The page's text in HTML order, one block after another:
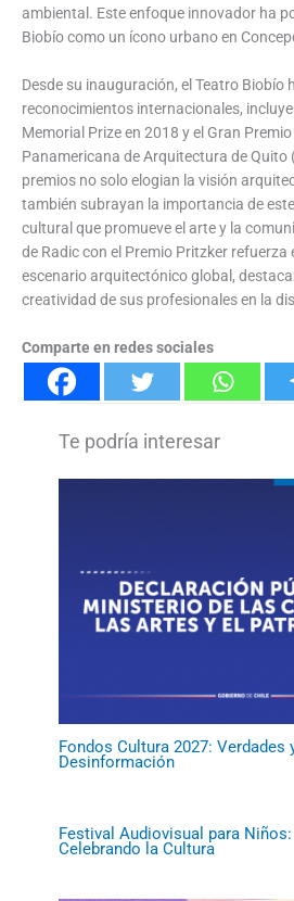
ambiental. Este enfoque innovador ha
Biobío como un ícono urbano en
Desde su inauguración, el Teatro Biobío
reconocimientos internacionales,
Memorial Prize en 2018 y el Gran Premio
Panamericana de Arquitectura de Quito
premios no solo elogian la visión
también subrayan la importancia de
cultural que promueve el arte y la
de Radic con el Premio Pritzker refuerza
escenario arquitectónico global,
creatividad de sus profesionales en la
Comparte en redes sociales
Fondos Cultura 2027: Verdades
Desinformación
Festival Audiovisual para
Celebrando la Cultura